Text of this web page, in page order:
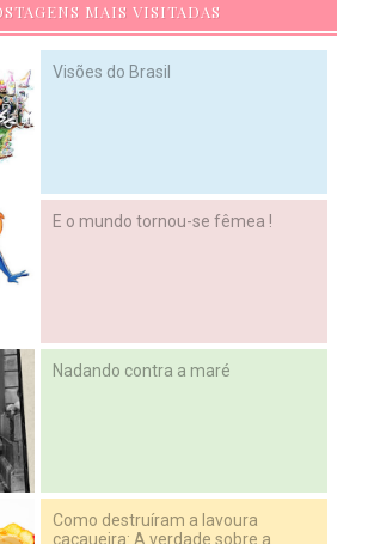
MAIS VISITADAS
Visões do Brasil
E o mundo tornou-se fêmea !
Nadando contra a maré
Como destruíram a lavoura
cacaueira: A verdade sobre a